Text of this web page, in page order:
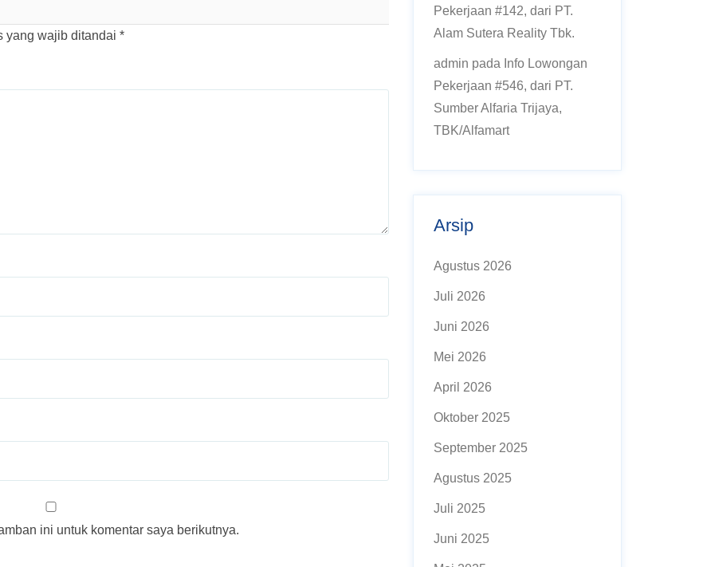
yang wajib ditandai *
ini untuk komentar saya berikutnya.
Pekerjaan #142, dari PT.
Alam Sutera Reality Tbk.
admin pada Info Lowongan
Pekerjaan #546, dari PT.
Sumber Alfaria Trijaya,
TBK/Alfamart
Arsip
Agustus 2026
Juli 2026
Juni 2026
Mei 2026
April 2026
Oktober 2025
September 2025
Agustus 2025
Juli 2025
Juni 2025